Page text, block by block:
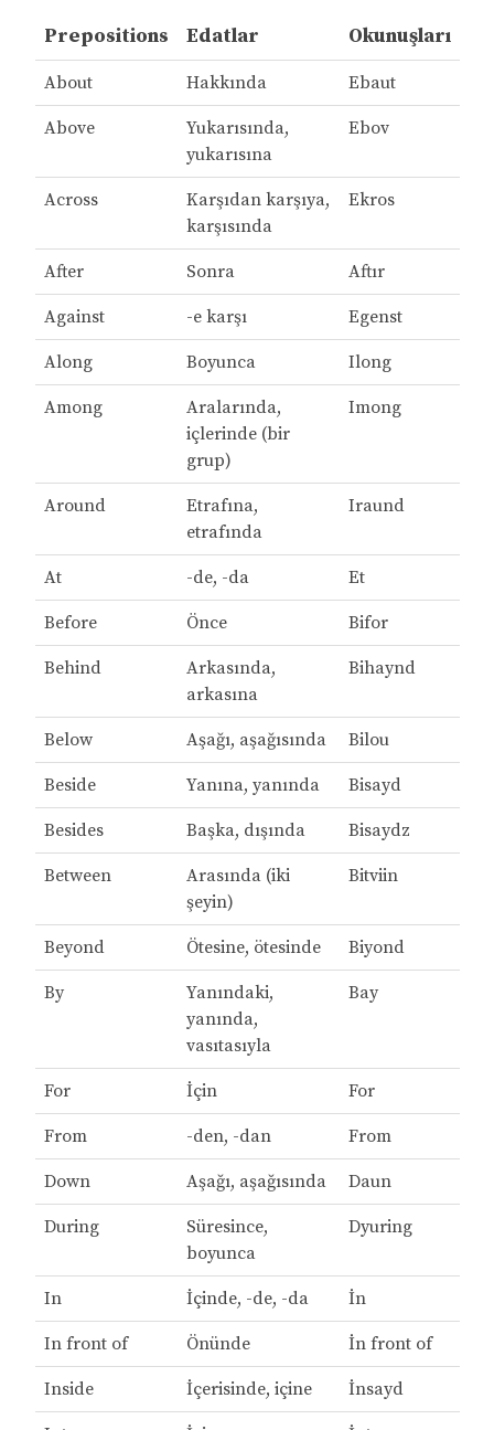
Prepositions Edatlar Okunuşları
About Hakkında Ebaut
Above
Yukarısında,
yukarısına
Ebov
Across
Karşıdan karşıya,
karşısında
Ekros
After Sonra Aftır
Against -e karşı Egenst
Along Boyunca Ilong
Among
Aralarında,
içlerinde (bir
grup)
Imong
Around
Etrafına,
etrafında
Iraund
At -de, -da Et
Before Önce Bifor
Behind
Arkasında,
arkasına
Bihaynd
Below Aşağı, aşağısında Bilou
Beside Yanına, yanında Bisayd
Besides Başka, dışında Bisaydz
Between
Arasında (iki
şeyin)
Bitviin
Beyond Ötesine, ötesinde Biyond
By
Yanındaki,
yanında,
vasıtasıyla
Bay
For İçin For
From -den, -dan From
Down Aşağı, aşağısında Daun
During
Süresince,
boyunca
Dyuring
In İçinde, -de, -da İn
In front of Önünde İn front of
Inside İçerisinde, içine İnsayd